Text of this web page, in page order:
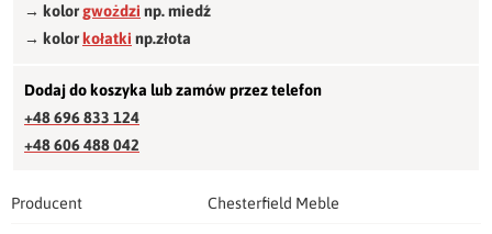
→ kolorgwożdzi np. miedź
→ kolorkołatki np.złota
Dodaj do koszyka lub zamów przez telefon
+48 696 833 124
+48 606 488 042
Producent Chesterfield Meble